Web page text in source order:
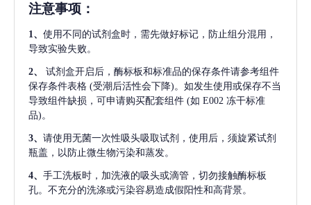
注意事项 ：
1、 使用不同的试剂盒时，需先做好标记，防止组分混用，
导致实验失败。
2、
试剂盒开启后，酶标板和标准品的保存条件请参考组件
保存条件表格 (受潮后活性会下降)。如发生使用或保存不当
导致组件缺损，可申请购买配套组件 (如 E002 冻干标准
品)。
3、 请使用无菌一次性吸头吸取试剂，使用后，须旋紧试剂
瓶盖，以防止微生物污染和蒸发。
4、 手工洗板时，加洗液的吸头或滴管，切勿接触酶标板
孔。不充分的洗涤或污染容易造成假阳性和高背景。